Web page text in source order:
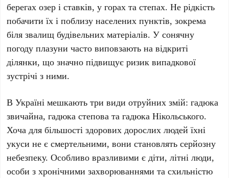
берегах озер і ставків, у горах та степах. Не рідкість
побачити їх і поблизу населених пунктів, зокрема
біля звалищ будівельних матеріалів. У сонячну
погоду плазуни часто виповзають на відкриті
ділянки, що значно підвищує ризик випадкової
зустрічі з ними.
В Україні мешкаютьтри види отруйних змій:гадюка
звичайна,гадюка степова тагадюка Нікольського.
Хоча для більшості здорових дорослих людей їхні
укуси не є смертельними, вони становлять серйозну
небезпеку. Особливо вразливими єдіти,літні люди,
особи зхронічними захворюваннями та схильністю